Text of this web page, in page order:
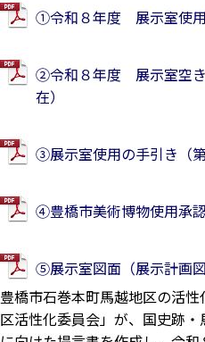
①令和８年度 展示室使
②令和８年度 展示室空
在）
③展示室使用の手引き（
④豊橋市美術博物使用承
⑤展示室図面（展示計画図
豊橋市石巻本町馬越地区の活
区活性化委員会」が、国史跡